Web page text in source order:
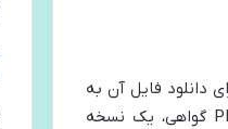
دانلود فایل آن به
صورت PDF وجود دارد. این مرحله از اهمیت بالایی برخوردار است؛ چرا که با دانلود فایل PDF گواهی، یک نسخه